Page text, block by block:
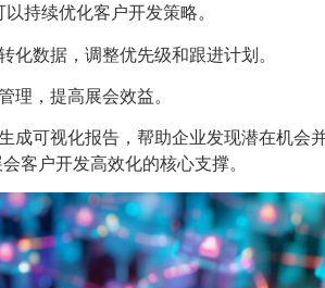
持续优化客户开发策略。
数据，调整优先级和跟进计划。
理，提高展会效益。
成可视化报告，帮助企业发现潜在机会
客户开发高效化的核心支撑。